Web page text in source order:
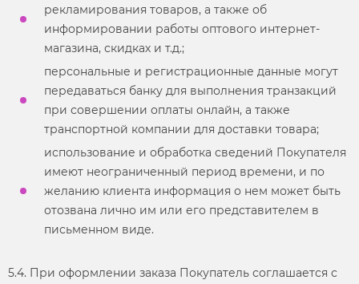
рекламирования товаров, а также об
информировании работы оптового интернет-
магазина, скидках и т.д.;
персональные и регистрационные данные могут
передаваться банку для выполнения транзакций
при совершении оплаты онлайн, а также
транспортной компании для доставки товара;
использование и обработка сведений Покупателя
имеют неограниченный период времени, и по
желанию клиента информация о нем может быть
отозвана лично им или его представителем в
письменном виде.
5.4. При оформлении заказа Покупатель соглашается с